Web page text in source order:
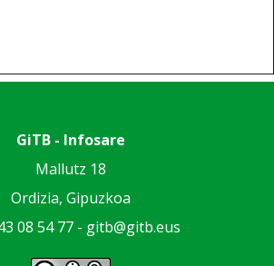
GiTB - Infosare
Mallutz 18
Ordizia, Gipuzkoa
08 54 77 - gitb@gitb.eus